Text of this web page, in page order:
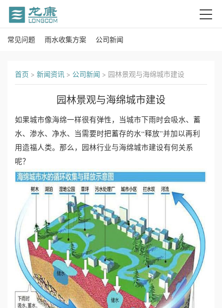
首
关
们
产
心
常见问题 雨水收集方案 公司新闻
首页 > 新闻资讯 > 公司新闻 > 园林景观与海绵城市建设
园林景观与海绵城市建设
如果城市像海绵一样很有弹性，当城市下雨时会吸水、蓄
水、渗水、净水、当需要时把蓄存的水“释放”并加以再利
用造福人类。那么，园林行业与海绵城市建设有何关系
呢？